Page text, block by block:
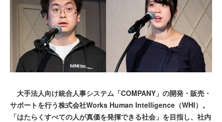
大手法人向け統合人事システム「COMPANY」の開発・販売・
サポートを行う株式会社Works Human Intelligence（WHI）。
「はたらくすべての人が真価を発揮できる社会」を目指し、社内